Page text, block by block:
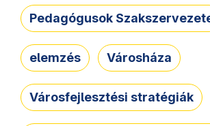
Pedagógusok
elemzés Városháza
Városfejlesztési stratégiák